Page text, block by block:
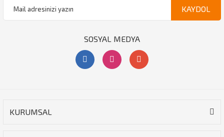
KURUMSAL
KAYDOL
SOSYAL MEDYA